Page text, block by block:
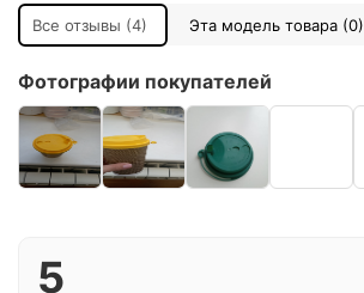
Все отзывы (4) Эта модель товара (0)
Фотографии покупателей
5